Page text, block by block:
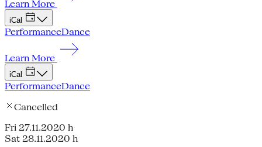
Learn More
iCal
PerformanceDance
Learn More
iCal
PerformanceDance
Cancelled
Fri 27.11.2020 h
Sat 28.11.2020 h